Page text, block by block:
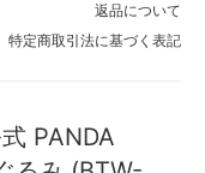
返品について
特定商取引法に基づく表記
PANDA